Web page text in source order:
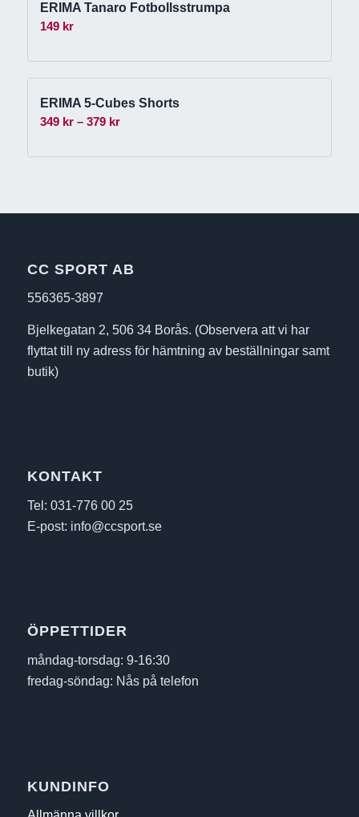
ERIMA Tanaro Fotbollsstrumpa
149 kr
ERIMA 5-Cubes Shorts
349 kr – 379 krPrisintervall:
till
CC SPORT AB
556365-3897
Bjelkegatan 2, 506 34 Borås. (Observera att vi har
flyttat till ny adress för hämtning av beställningar samt
butik)
KONTAKT
Tel: 031-776 00 25
E-post: info@ccsport.se
ÖPPETTIDER
måndag-torsdag: 9-16:30
fredag-söndag: Nås på telefon
KUNDINFO